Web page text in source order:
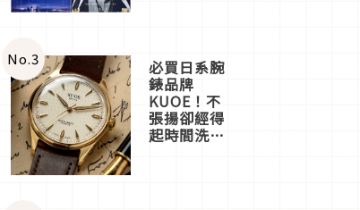
No.3 必買日系腕
錶品牌
KUOE！不
張揚卻經得
起時間洗鍊